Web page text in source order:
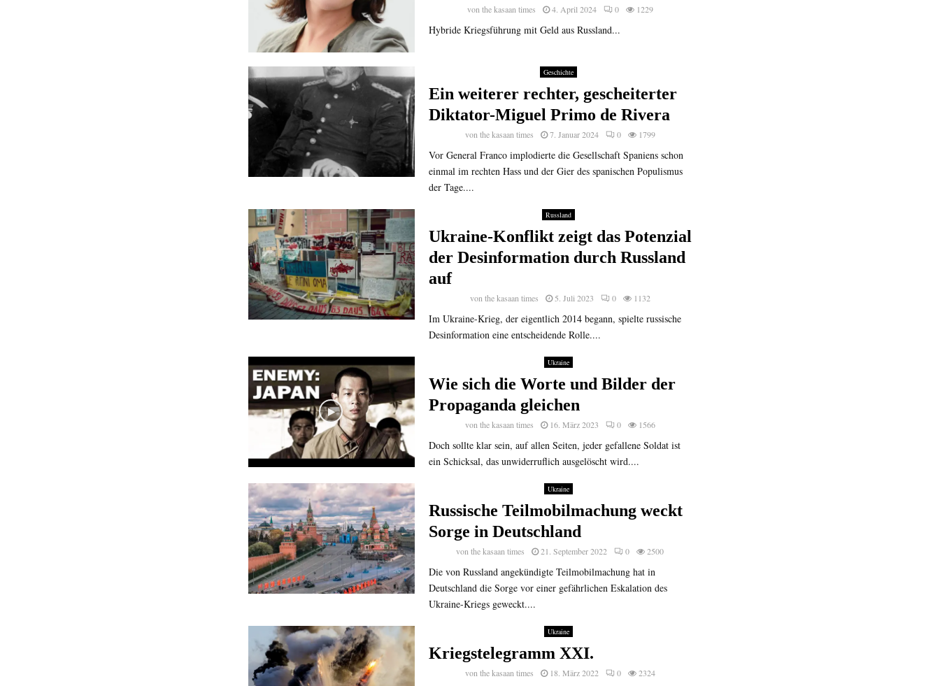
vonthe kasaan times 4. April 2024 0 1229
Hybride Kriegsführung mit Geld aus Russland...
Geschichte
Ein weiterer rechter, gescheiterter
Diktator-Miguel Primo de Rivera
von the kasaan times 7. Januar 2024 0 1799
Vor General Franco implodierte die Gesellschaft Spaniens schon
einmal im rechten Hass und der Gier des spanischen Populismus
der Tage....
Russland
Ukraine-Konflikt zeigt das Potenzial
der Desinformation durch Russland
auf
von the kasaan times 5. Juli 2023 0 1132
Im Ukraine-Krieg, der eigentlich 2014 begann, spielte russische
Desinformation eine entscheidende Rolle....
Ukraine
Wie sich die Worte und Bilder der
Propaganda gleichen
von the kasaan times 16. März 2023 0 1566
Doch sollte klar sein, auf allen Seiten, jeder gefallene Soldat ist
ein Schicksal, das unwiderruflich ausgelöscht wird....
Ukraine
Russische Teilmobilmachung weckt
Sorge in Deutschland
vonthe kasaan times 21. September 2022 0 2500
Die von Russland angekündigte Teilmobilmachung hat in
Deutschland die Sorge vor einer gefährlichen Eskalation des
Ukraine-Kriegs geweckt....
Ukraine
Kriegstelegramm XXI.
von the kasaan times 18. März 2022 0 2324